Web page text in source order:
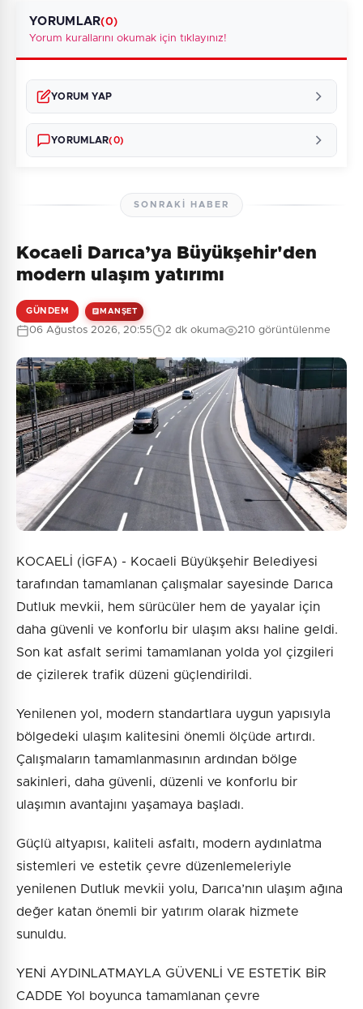
YORUMLAR(0)
Yorum kurallarını okumak için tıklayınız!
YORUM YAP
Güvenlik Sorusu:
10 + 3 = ?
Gönder
YORUMLAR(0)
Henüz yorum yapılmamış. İlk yorumu siz yapın!
SONRAKI HABER
Kocaeli Darıca’ya Büyükşehir'den
modern ulaşım yatırımı
GÜNDEM MANŞET
06 Ağustos 2026, 20:55 2 dk okuma 210 görüntülenme
KOCAELİ (İGFA) - Kocaeli Büyükşehir Belediyesi
tarafından tamamlanan çalışmalar sayesinde Darıca
Dutluk mevkii, hem sürücüler hem de yayalar için
daha güvenli ve konforlu bir ulaşım aksı haline geldi.
Son kat asfalt serimi tamamlanan yolda yol çizgileri
de çizilerek trafik düzeni güçlendirildi.
Yenilenen yol, modern standartlara uygun yapısıyla
bölgedeki ulaşım kalitesini önemli ölçüde artırdı.
Çalışmaların tamamlanmasının ardından bölge
sakinleri, daha güvenli, düzenli ve konforlu bir
ulaşımın avantajını yaşamaya başladı.
Güçlü altyapısı, kaliteli asfaltı, modern aydınlatma
sistemleri ve estetik çevre düzenlemeleriyle
yenilenen Dutluk mevkii yolu, Darıca’nın ulaşım ağına
değer katan önemli bir yatırım olarak hizmete
sunuldu.
YENİ AYDINLATMAYLA GÜVENLİ VE ESTETİK BİR
CADDE Yol boyunca tamamlanan çevre